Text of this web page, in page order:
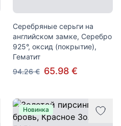
Серебряные серьги на
английском замке, Серебро
925°, оксид (покрытие),
Гематит
94.26 € 65.98 €
Новинка